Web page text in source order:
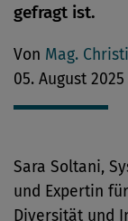
gefragt ist.
Von Mag.
05. August 2025
Sara Soltani,
und Expertin
Diversität und